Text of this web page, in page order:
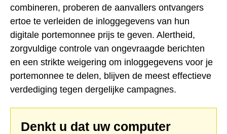
combineren, proberen de aanvallers ontvangers
ertoe te verleiden de inloggegevens van hun
digitale portemonnee prijs te geven. Alertheid,
zorgvuldige controle van ongevraagde berichten
en een strikte weigering om inloggegevens voor je
portemonnee te delen, blijven de meest effectieve
verdediging tegen dergelijke campagnes.
Denkt u dat uw computer